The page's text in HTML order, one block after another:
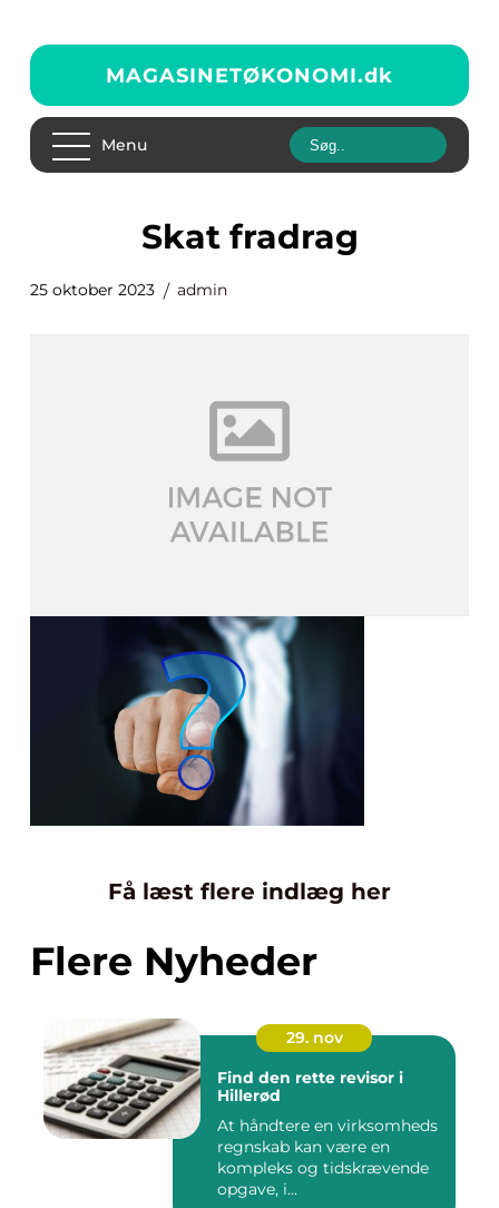
MAGASINETØKONOMI.dk
Menu
skat fradrag
25 oktober 2023 admin
Få læst flere indlæg her
Flere Nyheder
29. nov
Find den rette revisor i
Hillerød
At håndtere en virksomheds
regnskab kan være en
kompleks og tidskrævende
opgave, i...